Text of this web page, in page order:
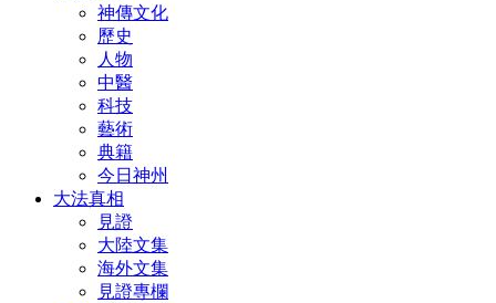
神傳文化
歷史
人物
中醫
科技
藝術
典籍
今日神州
大法真相
見證
大陸文集
海外文集
見證專欄